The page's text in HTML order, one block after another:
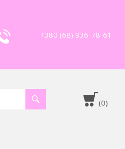
+380 (68) 936-78-61